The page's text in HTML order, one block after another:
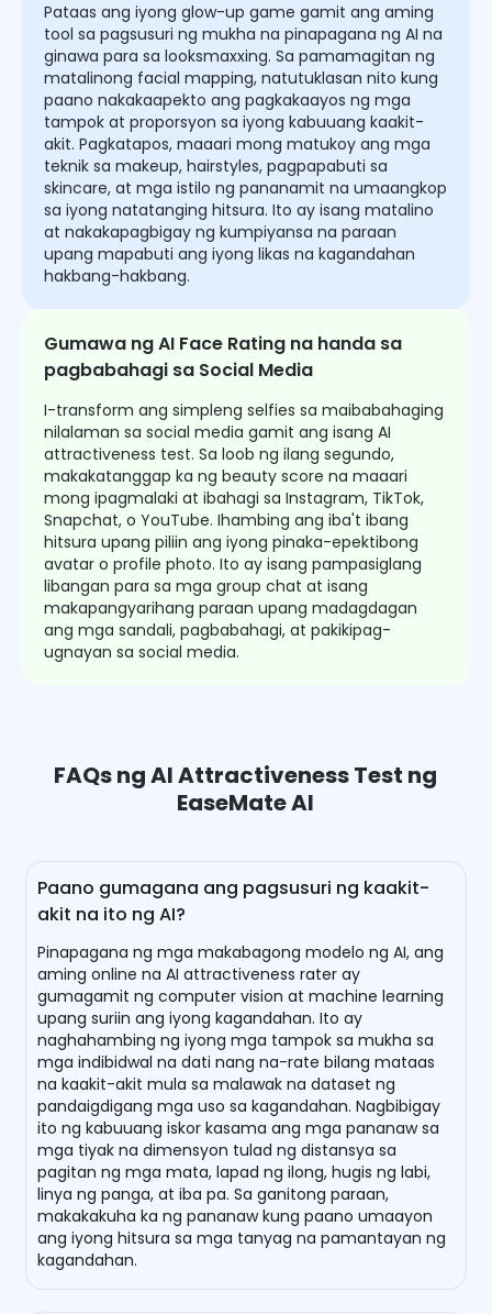
Pataas ang iyong glow-up game gamit ang aming
tool sa pagsusuri ng mukha na pinapagana ng AI na
ginawa para sa looksmaxxing. Sa pamamagitan ng
matalinong facial mapping, natutuklasan nito kung
paano nakakaapekto ang pagkakaayos ng mga
tampok at proporsyon sa iyong kabuuang kaakit-
akit. Pagkatapos, maaari mong matukoy ang mga
teknik sa makeup, hairstyles, pagpapabuti sa
skincare, at mga istilo ng pananamit na umaangkop
sa iyong natatanging hitsura. Ito ay isang matalino
at nakakapagbigay ng kumpiyansa na paraan
upang mapabuti ang iyong likas na kagandahan
hakbang-hakbang.
Gumawa ng AI Face Rating na handa sa
pagbabahagi sa Social Media
I-transform ang simpleng selfies sa maibabahaging
nilalaman sa social media gamit ang isang AI
attractiveness test. Sa loob ng ilang segundo,
makakatanggap ka ng beauty score na maaari
mong ipagmalaki at ibahagi sa Instagram, TikTok,
Snapchat, o YouTube. Ihambing ang iba't ibang
hitsura upang piliin ang iyong pinaka-epektibong
avatar o profile photo. Ito ay isang pampasiglang
libangan para sa mga group chat at isang
makapangyarihang paraan upang madagdagan
ang mga sandali, pagbabahagi, at pakikipag-
ugnayan sa social media.
FAQs ng AI Attractiveness Test ng
EaseMate AI
Paano gumagana ang pagsusuri ng kaakit-
akit na ito ng AI?
Pinapagana ng mga makabagong modelo ng AI, ang
aming online na AI attractiveness rater ay
gumagamit ng computer vision at machine learning
upang suriin ang iyong kagandahan. Ito ay
naghahambing ng iyong mga tampok sa mukha sa
mga indibidwal na dati nang na-rate bilang mataas
na kaakit-akit mula sa malawak na dataset ng
pandaigdigang mga uso sa kagandahan. Nagbibigay
ito ng kabuuang iskor kasama ang mga pananaw sa
mga tiyak na dimensyon tulad ng distansya sa
pagitan ng mga mata, lapad ng ilong, hugis ng labi,
linya ng panga, at iba pa. Sa ganitong paraan,
makakakuha ka ng pananaw kung paano umaayon
ang iyong hitsura sa mga tanyag na pamantayan ng
kagandahan.